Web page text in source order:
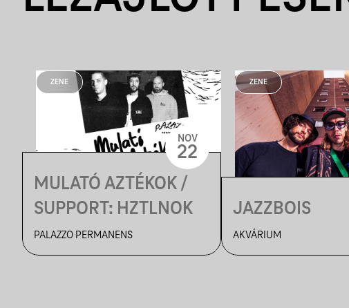
ZENE
MULATÓ AZTÉKOK /
SUPPORT: HZTLNOK
PALAZZO PERMANENS
NOV
22
ZENE
JAZZBOIS
AKVÁRIUM